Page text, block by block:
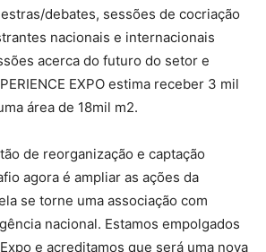
debates, sessões de cocriação
nacionais e internacionais
acerca do futuro do setor e
EXPO estima receber 3 mil
área de 18mil m2.
de reorganização e captação
agora é ampliar as ações da
se torne uma associação com
nacional. Estamos empolgados
e acreditamos que será uma nova